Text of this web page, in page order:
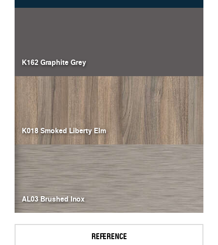
K162 Graphite Grey
K018 Smoked Liberty Elm
AL03 Brushed Inox
REFERENCE